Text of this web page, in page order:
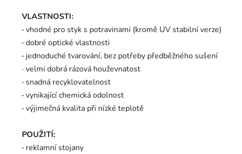
VLASTNOSTI:
·vhodné pro styk s potravinami (kromě UV stabilní verze)
·dobré optické vlastnosti
· jednoduché tvarování, bez potřeby předběžného sušení
· velmi dobrá rázová houževnatost
· snadná recyklovatelnost
·vynikající chemická odolnost
·výjimečná kvalita při nízké teplotě
POUŽITÍ:
· reklamní stojany